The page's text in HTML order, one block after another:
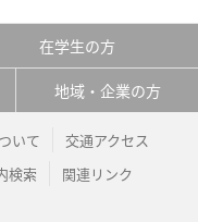
在学生の方
地域・企業の方
いて
交通アクセス
検索
関連リンク